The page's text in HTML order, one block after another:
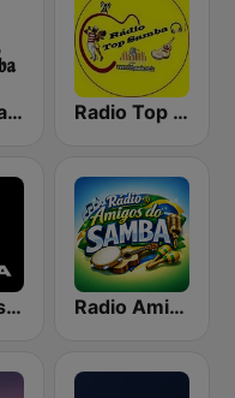
Rádio Viva o Samba Radio Top Samba
Rádio Plus Samba Radio Amigos do Samba